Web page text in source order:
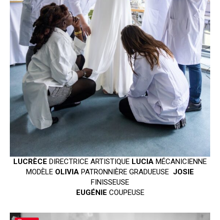
LUCRÈCE DIRECTRICE ARTISTIQUE LUCIA MÉCANICIENNE
MODÈLE OLIVIA PATRONNIÈRE GRADUEUSE JOSIE
FINISSEUSE
EUGÉNIE COUPEUSE